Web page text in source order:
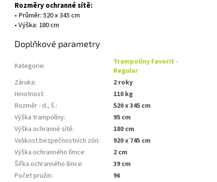
Rozměry ochranné sítě:
• Průměr: 520 x 345 cm
• Výška: 180 cm
Doplňkové parametry
Kategorie:
Trampolíny Favorit -
Regular
Záruka:
2 roky
Hmotnost:
110 kg
Rozměr - d., š.:
520 x 345 cm
Výška trampolíny:
95 cm
Výška ochranné sítě:
180 cm
Velikost bezpečnostních zón:
920 x 745 cm
Výška ochranného límce:
2 cm
Šířka ochranného límce:
39 cm
Počet pružin:
96